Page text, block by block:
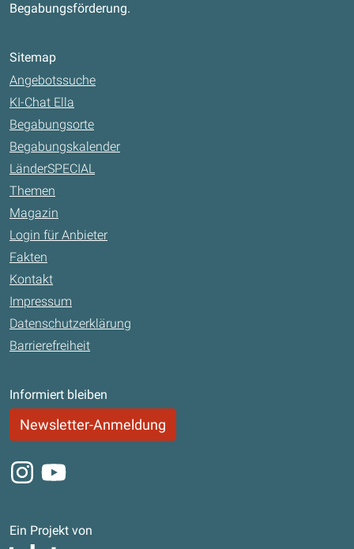
Begabungsförderung.
Sitemap
Angebotssuche
KI-Chat Ella
Begabungsorte
Begabungskalender
LänderSPECIAL
Themen
Magazin
Login für Anbieter
Fakten
Kontakt
Impressum
Datenschutzerklärung
Barrierefreiheit
Informiert bleiben
Newsletter-Anmeldung
Instagram
Youtube
Ein Projekt von